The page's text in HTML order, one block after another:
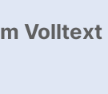
Volltext